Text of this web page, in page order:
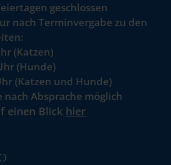
geschlossen
nach Terminvergabe zu den
(Katzen)
(Hunde)
(Katzen und Hunde)
Absprache möglich
einen Blick hier